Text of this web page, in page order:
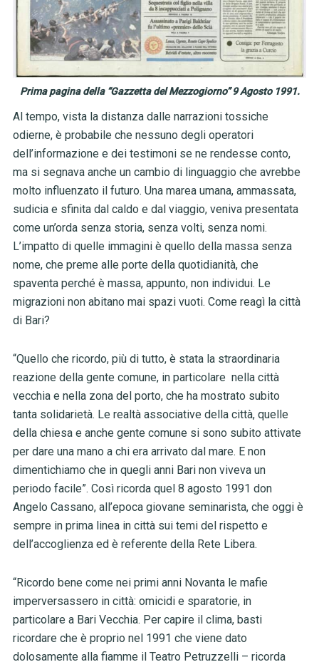
Prima pagina della “Gazzetta del Mezzogiorno” 9 Agosto 1991.
Al tempo, vista la distanza dalle narrazioni tossiche
odierne, è probabile che nessuno degli operatori
dell’informazione e dei testimoni se ne rendesse conto,
ma si segnava anche un cambio di linguaggio che avrebbe
molto influenzato il futuro. Una marea umana, ammassata,
sudicia e sfinita dal caldo e dal viaggio, veniva presentata
come un’orda senza storia, senza volti, senza nomi.
L’impatto di quelle immagini è quello della massa senza
nome, che preme alle porte della quotidianità, che
spaventa perché è massa, appunto, non individui. Le
migrazioni non abitano mai spazi vuoti. Come reagì la città
di Bari?
“Quello che ricordo, più di tutto, è stata la straordinaria
reazione della gente comune, in particolare nella città
vecchia e nella zona del porto, che ha mostrato subito
tanta solidarietà. Le realtà associative della città, quelle
della chiesa e anche gente comune si sono subito attivate
per dare una mano a chi era arrivato dal mare. E non
dimentichiamo che in quegli anni Bari non viveva un
periodo facile”. Così ricorda quel 8 agosto 1991 don
Angelo Cassano, all’epoca giovane seminarista, che oggi è
sempre in prima linea in città sui temi del rispetto e
dell’accoglienza ed è referente della Rete Libera.
“Ricordo bene come nei primi anni Novanta le mafie
imperversassero in città: omicidi e sparatorie, in
particolare a Bari Vecchia. Per capire il clima, basti
ricordare che è proprio nel 1991 che viene dato
dolosamente alla fiamme il Teatro Petruzzelli – ricorda